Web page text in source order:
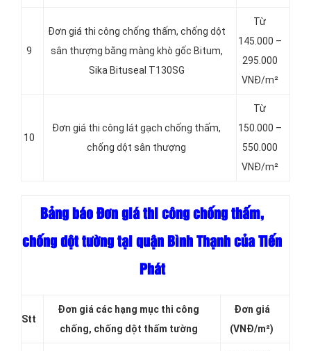
9
Đơn giá thi công chống thấm, chống dột
sân thượng bằng màng khò gốc Bitum,
Sika Bituseal T130SG
Từ
145.000 –
295.000
VNĐ/m²
10
Đơn giá thi công lát gạch chống thấm,
chống dột sân thượng
Từ
150.000 –
550.000
VNĐ/m²
Bảng báo Đơn giá thi công chống thấm,
chống dột tường tại quận Bình Thạnh của Tiến
Phát
Stt
Đơn giá các hạng mục thi công
chống, chống dột thấm tường
Đơn giá
(VNĐ/m²)